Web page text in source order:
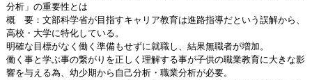
分析」の重要性とは
概 要：文部科学省が目指すキャリア教育は進路指導だという誤解から、
高校・大学に特化している。
明確な目標がなく働く準備もせずに就職し、結果無職者が増加。
働く事と学ぶ事の繋がりを正しく理解する事が子供の職業教育に大きな影
響を与える為、幼少期から自己分析・職業分析が必要。